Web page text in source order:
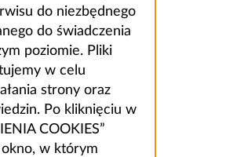
do niezbędnego
do świadczenia
poziomie. Pliki
w celu
strony oraz
Po kliknięciu w
COOKIES”
w którym